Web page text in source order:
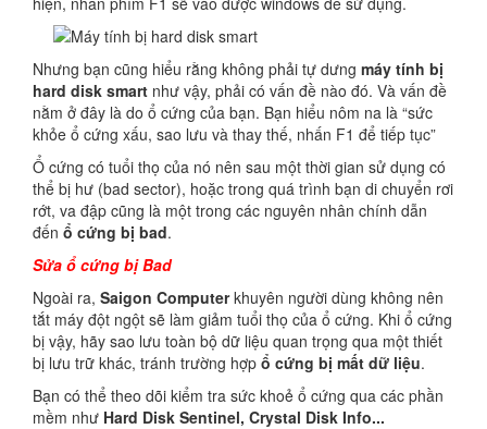
Nhưng bạn cũng hiểu rằng không phải tự dưng máy tính bị
hard disk smart như vậy, phải có vấn đề nào đó. Và vấn đề
nằm ở đây là do ổ cứng của bạn. Bạn hiểu nôm na là “sức
khỏe ổ cứng xấu, sao lưu và thay thế, nhấn F1 để tiếp tục”
Ổ cứng có tuổi thọ của nó nên sau một thời gian sử dụng có
thể bị hư (bad sector), hoặc trong quá trình bạn di chuyển rơi
rớt, va đập cũng là một trong các nguyên nhân chính dẫn
đến ổ cứng bị bad.
Sửa ổ cứng bị Bad
Ngoài ra, Saigon Computerkhuyên người dùng không nên
tắt máy đột ngột sẽ làm giảm tuổi thọ của ổ cứng. Khi ổ cứng
bị vậy, hãy sao lưu toàn bộ dữ liệu quan trọng qua một thiết
bị lưu trữ khác, tránh trường hợp ổ cứng bị mất dữ liệu.
Bạn có thể theo dõi kiểm tra sức khoẻ ổ cứng qua các phần
mềm như Hard Disk Sentinel, Crystal Disk Info...